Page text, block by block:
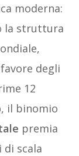
moderna:
la struttura
degli
12
il binomio
premia
scala